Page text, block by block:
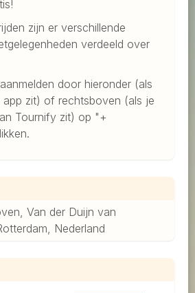
zijn er verschillende
verdeeld over
door hieronder (als
app zit) of rechtsboven (als je
Tournify zit) op "+
Van der Duijn van
Nederland